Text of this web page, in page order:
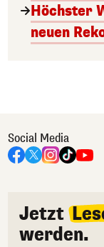
Höchster
neuen
Social Media
Jetzt
werden.